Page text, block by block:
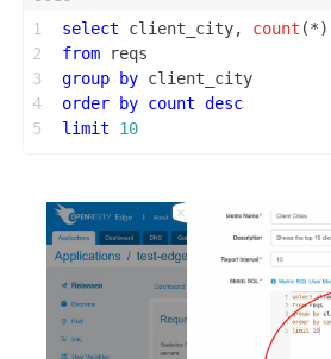
1
2
3
4
5
select client_city, count (*)
from reqs
group
by client_city
order
by count desc
limit
10